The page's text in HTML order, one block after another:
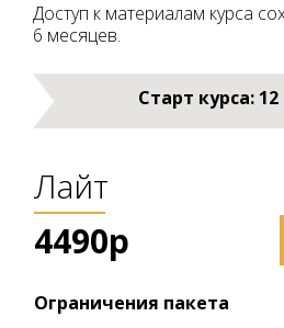
Доступ к материалам курса
6 месяцев.
Старт курса: 12
Лайт
4490р
Ограничения пакета